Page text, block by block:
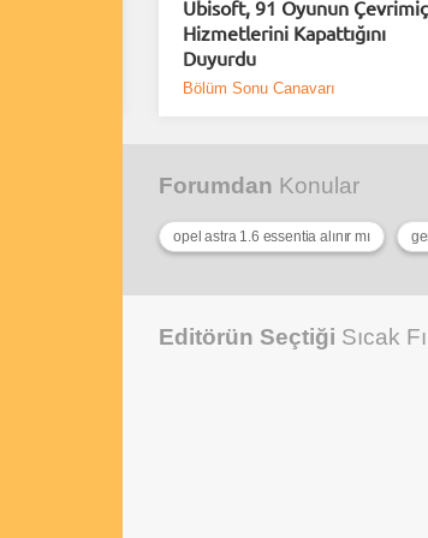
Ubisoft, 91 Oyunun
Hizmetlerini Kapattığını
Duyurdu
Bölüm Sonu Canavarı
Forumdan Konular
opel astra 1.6 essentia alınır mı
Editörün Seçtiği Sıcak